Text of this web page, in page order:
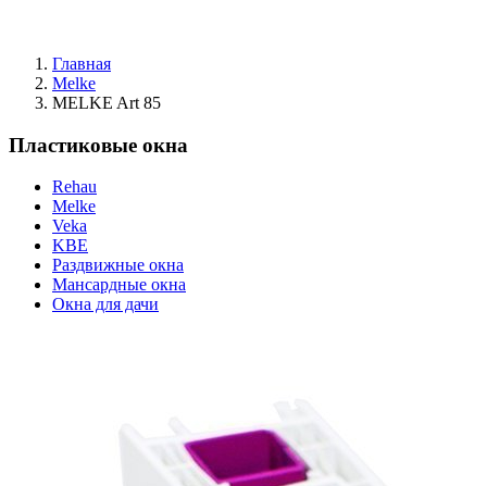
Главная
Melke
MELKE Art 85
Пластиковые окна
Rehau
Melke
Veka
KBE
Раздвижные окна
Мансардные окна
Окна для дачи